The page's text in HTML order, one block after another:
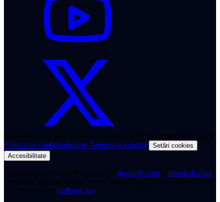
Politică de confidențialitate Termeni și condiții
Setări cookies
Accesibilitate
magnific.com unsplash.com
imflorea.dev.